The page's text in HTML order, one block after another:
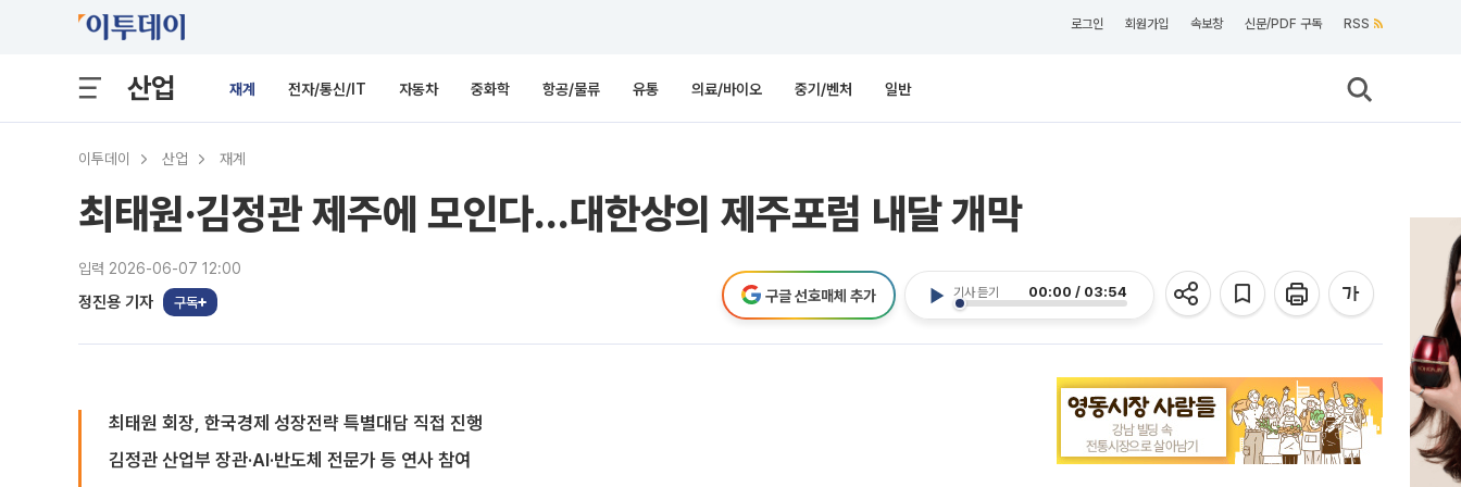
로그인 회원가입 속보창 신문/PDF 구독 RSS
산업 재계 전자/통신/IT 자동차 중화학 항공/물류 유통 의료/바이오 중기/벤처 일반
이투데이 산업 재계
최태원·김정관 제주에 모인다…대한상의 제주포럼 내달 개막
입력 2026-06-07 12:00
정진용 기자 구독
기사 듣기 00:00 / 03:54
구글 선호매체 추가
최태원 회장, 한국경제 성장전략 특별대담 직접 진행
김정관 산업부 장관·AI·반도체 전문가 등 연사 참여